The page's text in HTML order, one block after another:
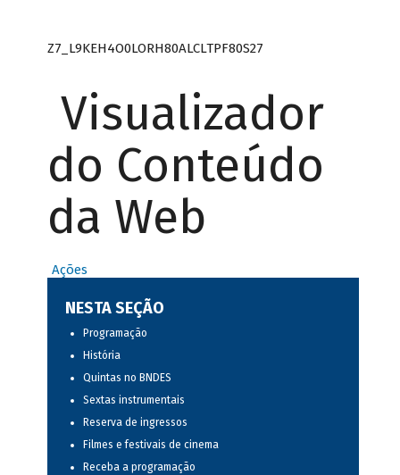
Z7_L9KEH4O0LORH80ALCLTPF80S27
Visualizador
do Conteúdo
da Web
Ações
NESTA SEÇÃO
Programação
História
Quintas no BNDES
Sextas instrumentais
Reserva de ingressos
Filmes e festivais de cinema
Receba a programação